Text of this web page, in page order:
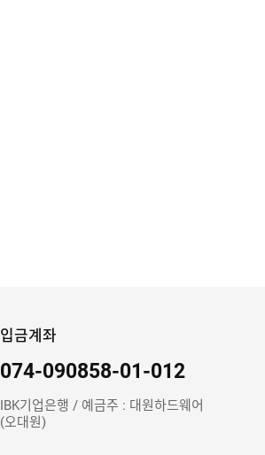
입금계좌
074-090858-01-012
IBK기업은행 / 예금주 : 대원하드웨어
(오대원)